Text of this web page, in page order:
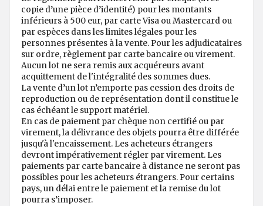
copie d’une pièce d’identité) pour les montants
inférieurs à 500 eur, par carte Visa ou Mastercard ou
par espèces dans les limites légales pour les
personnes présentes à la vente. Pour les adjudicataires
sur ordre, règlement par carte bancaire ou virement.
Aucun lot ne sera remis aux acquéreurs avant
acquittement de l'intégralité des sommes dues.
La vente d’un lot n’emporte pas cession des droits de
reproduction ou de représentation dont il constitue le
cas échéant le support matériel.
En cas de paiement par chèque non certifié ou par
virement, la délivrance des objets pourra être différée
jusqu'à l'encaissement. Les acheteurs étrangers
devront impérativement régler par virement. Les
paiements par carte bancaire à distance ne seront pas
possibles pour les acheteurs étrangers. Pour certains
pays, un délai entre le paiement et la remise du lot
pourra s’imposer.